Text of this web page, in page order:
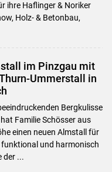
ihre Haflinger & Noriker
Holz- & Betonbau,
im Pinzgau mit
Ummerstall in
Bergkulisse
Familie Schösser aus
einen neuen Almstall für
und harmonisch
der ...